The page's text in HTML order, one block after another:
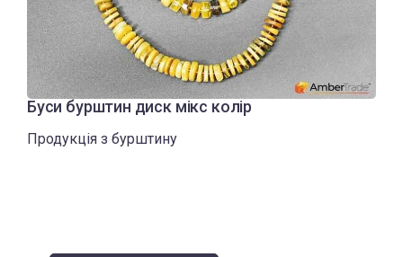
Буси бурштин диск мікс колір
Продукція з бурштину